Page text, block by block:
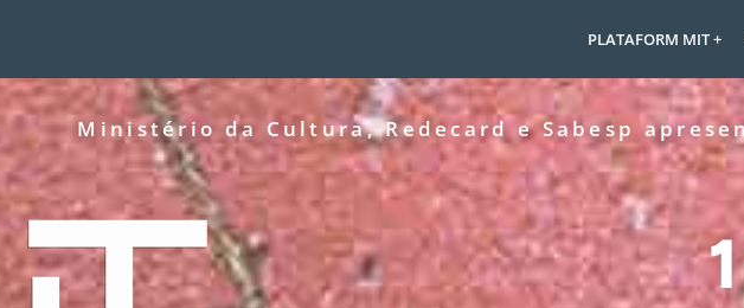
PLATAFORM MIT +
Ministério da Cultura, Redecard e Sabesp